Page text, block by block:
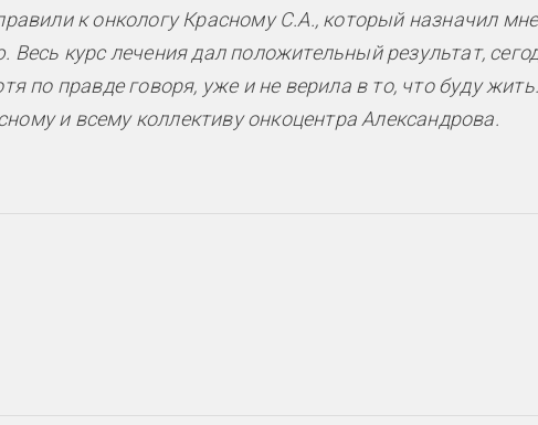
к онкологу Красному С.А., который назначил
курс лечения дал положительный результат,
по правде говоря, уже и не верила в то, что буду жить.
и всему коллективу онкоцентра Александрова.